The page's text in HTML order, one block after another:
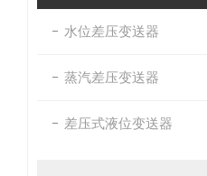
水位差压变送器
蒸汽差压变送器
差压式液位变送器